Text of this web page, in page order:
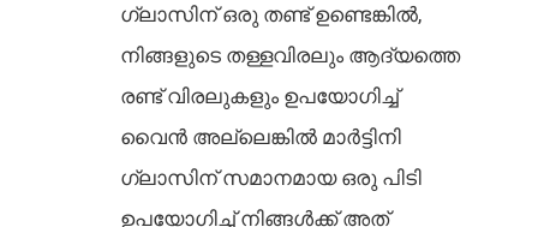
ഗ്ലാസിന് ഒരു തണ്ട് ഉണ്ടെങ്കിൽ,
നിങ്ങളുടെ തള്ളവിരലും ആദ്യത്തെ
രണ്ട് വിരലുകളും ഉപയോഗിച്ച്
വൈൻ അല്ലെങ്കിൽ മാർട്ടിനി
ഗ്ലാസിന് സമാനമായ ഒരു പിടി
ഉപയോഗിച്ച് നിങ്ങൾക്ക് അത്